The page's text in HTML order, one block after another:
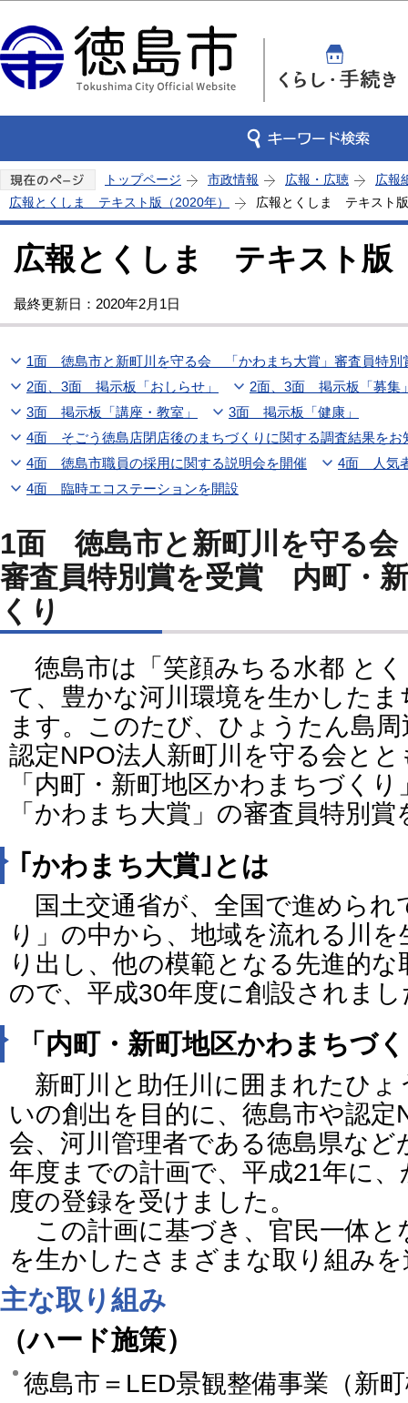
トップページ 市政情報 広報・広聴
広報
広報とくしま テキスト版（2020年）
広報とくしま テキスト
広報とくしま テキスト版
最終更新日：2020年2月1日
1面 徳島市と新町川を守る会 「かわまち大賞」審査員特
2面、3面 掲示板「おしらせ」
2面、3面 掲示板「募集
3面 掲示板「講座・教室」
3面 掲示板「健康」
4面 そごう徳島店閉店後のまちづくりに関する調査結果をお
4面 徳島市職員の採用に関する説明会を開催
4面 人気
4面 臨時エコステーションを開設
1面 徳島市と新町川を守る
審査員特別賞を受賞 内町・
くり
徳島市は「笑顔みちる水都 と
て、豊かな河川環境を生かした
ます。このたび、ひょうたん島
認定NPO法人新町川を守る会と
「内町・新町地区かわまちづく
「かわまち大賞」の審査員特別
｢かわまち大賞｣とは
国土交通省が、全国で進められ
り」の中から、地域を流れる川
り出し、他の模範となる先進的
ので、平成30年度に創設されまし
「内町・新町地区かわまちづ
新町川と助任川に囲まれたひょ
いの創出を目的に、徳島市や認定
会、河川管理者である徳島県な
年度までの計画で、平成21年に
度の登録を受けました。
この計画に基づき、官民一体と
を生かしたさまざまな取り組み
主な取り組み
（ハード施策）
徳島市＝LED景観整備事業（新